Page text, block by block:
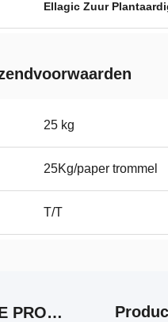
Ellagic Zuur
25 kg
25Kg/paper trommel
T/T
GERELATEERDE PRODUCTEN